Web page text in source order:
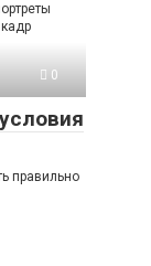
0
правильно